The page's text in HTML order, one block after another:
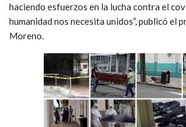
haciendo esfuerzos en la lucha contra el
humanidad nos necesita unidos”, publicó el
Moreno.